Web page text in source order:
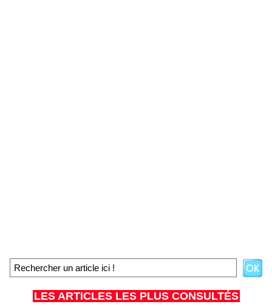
LES ARTICLES LES PLUS CONSULTÉS